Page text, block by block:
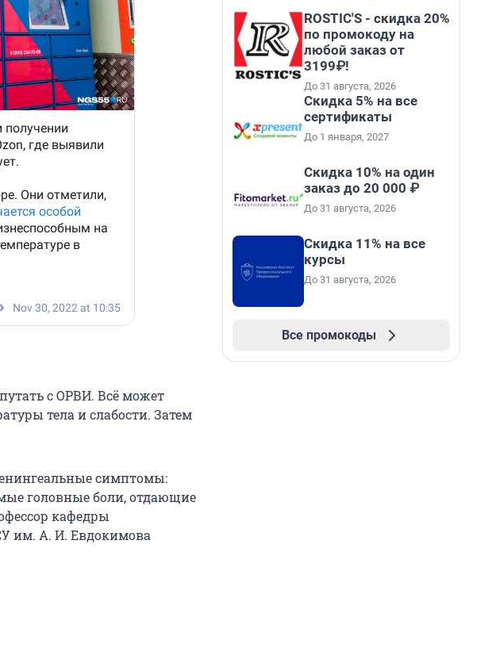
с ОРВИ. Всё может
тела и слабости. Затем
симптомы:
головные боли, отдающие
кафедры
им. А. И. Евдокимова
ROSTIC'S - скидка 20%
по промокоду на
любой заказ от
3199₽!
До 31 августа, 2026
Скидка 5% на все
сертификаты
До 1 января, 2027
Скидка 10% на один
заказ до 20 000 ₽
До 31 августа, 2026
Скидка 11% на все
курсы
До 31 августа, 2026
Все промокоды